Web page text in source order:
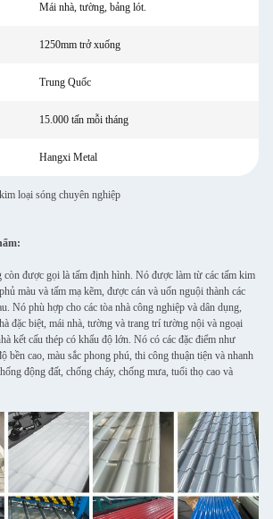
Mái nhà, tường, bảng lót.
1250mm trở xuống
Trung Quốc
15.000 tấn mỗi tháng
Hangxi Metal
loại sóng chuyên nghiệp
còn được gọi là tấm định hình. Nó được làm từ các tấm kim
màu và tấm mạ kẽm, được cán và uốn nguội thành các
Nó phù hợp cho các tòa nhà công nghiệp và dân dụng,
đặc biệt, mái nhà, tường và trang trí tường nội và ngoại
kết cấu thép có khẩu độ lớn. Nó có các đặc điểm như
bền cao, màu sắc phong phú, thi công thuận tiện và nhanh
động đất, chống cháy, chống mưa, tuổi thọ cao và